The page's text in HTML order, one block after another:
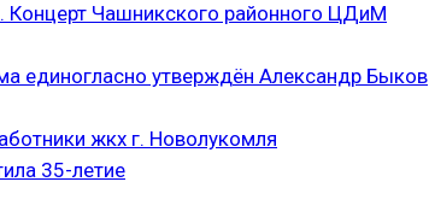
Чашникского районного ЦДиМ
единогласно утверждён Александр Быков
жкх г. Новолукомля
35-летие